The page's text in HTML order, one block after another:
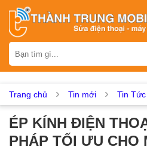
iPhone Samsung
Asus Sony Vertu
Dịch vụ sửa chữa
Trang chủ Tin mới Tin
ÉP KÍNH ĐIỆN
PHÁP TỐI ƯU CHO